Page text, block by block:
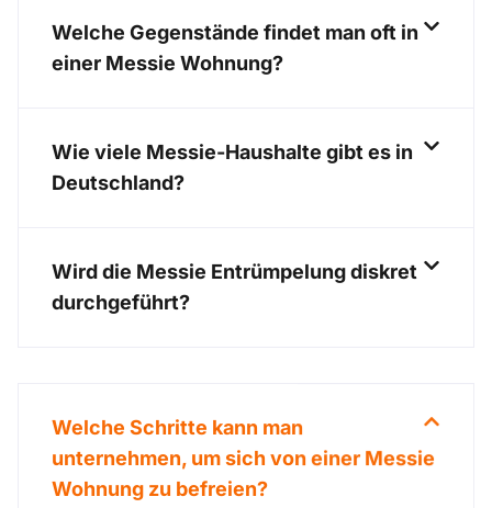
Welche Gegenstände findet man oft in
einer Messie Wohnung?
Wie viele Messie-Haushalte gibt es in
Deutschland?
Wird die Messie Entrümpelung diskret
durchgeführt?
Welche Schritte kann man
unternehmen, um sich von einer Messie
Wohnung zu befreien?